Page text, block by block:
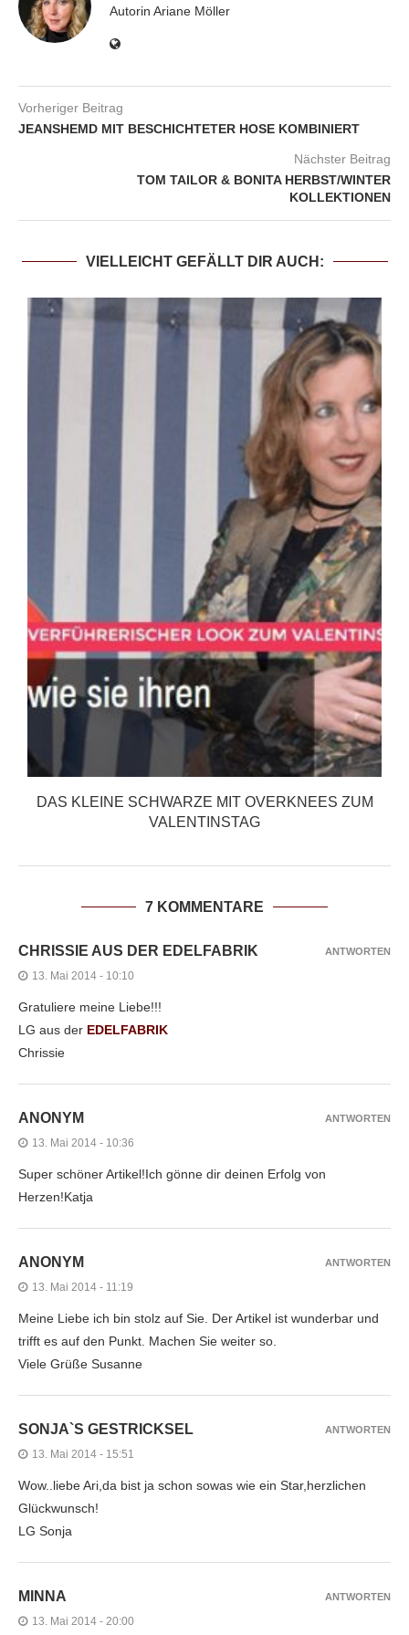
Autorin Ariane Möller
Vorheriger Beitrag
JEANSHEMD MIT BESCHICHTETER HOSE KOMBINIERT
Nächster Beitrag
TOM TAILOR & BONITA HERBST/WINTER
KOLLEKTIONEN
VIELLEICHT GEFÄLLT DIR AUCH:
DAS KLEINE SCHWARZE MIT OVERKNEES ZUM
VALENTINSTAG
7 KOMMENTARE
CHRISSIE AUS DER EDELFABRIK
13. Mai 2014 - 10:10
Gratuliere meine Liebe!!!
LG aus der EDELFABRIK
Chrissie
ANTWORTEN
ANONYM
13. Mai 2014 - 10:36
Super schöner Artikel!Ich gönne dir deinen Erfolg von
Herzen!Katja
ANTWORTEN
ANONYM
13. Mai 2014 - 11:19
Meine Liebe ich bin stolz auf Sie. Der Artikel ist wunderbar und
trifft es auf den Punkt. Machen Sie weiter so.
Viele Grüße Susanne
ANTWORTEN
SONJA`S GESTRICKSEL
13. Mai 2014 - 15:51
Wow..liebe Ari,da bist ja schon sowas wie ein Star,herzlichen
Glückwunsch!
LG Sonja
ANTWORTEN
MINNA
13. Mai 2014 - 20:00
ANTWORTEN